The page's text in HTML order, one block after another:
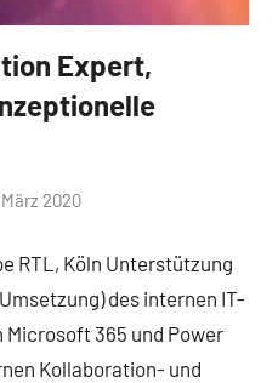
Expert,
2020
RTL, Köln Unterstützung
des internen IT-
365 und Power
Kollaboration- und